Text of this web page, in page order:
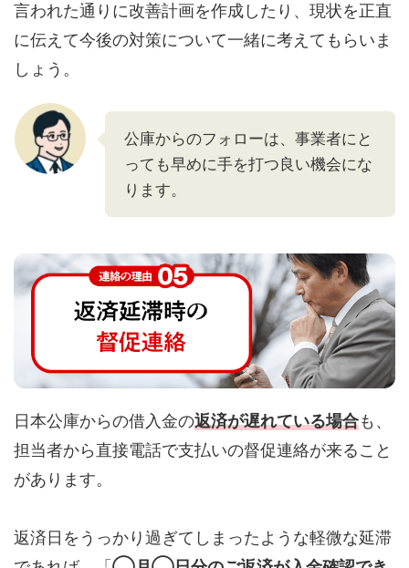
言われた通りに改善計画を作成したり、現状を正直
に伝えて今後の対策について一緒に考えてもらいま
しょう。
公庫からのフォローは、事業者にと
っても早めに手を打つ良い機会にな
ります。
日本公庫からの借入金の返済が遅れている場合も、
担当者から直接電話で支払いの督促連絡が来ること
があります。
返済日をうっかり過ぎてしまったような軽微な延滞